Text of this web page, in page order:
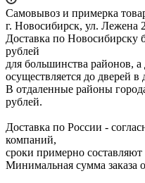
Самовывоз и примерка
г. Новосибирск, ул. Лежена
Доставка по Новосибирску
рублей
для большинства районов,
осуществляется до дверей
В отдаленные районы
рублей.
Доставка по России -
компаний,
сроки примерно составляют
Минимальная сумма заказа